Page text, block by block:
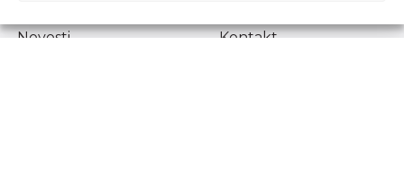
Novosti
Kontakt